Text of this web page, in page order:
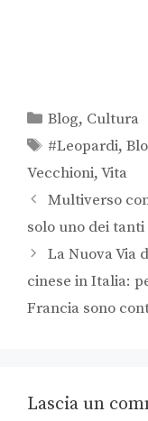
Blog, Cultura
#Leopardi,
Vecchioni,Vita
Multiverso
solo uno dei
La Nuova Via
cinese in Italia:
Francia sono
Lascia un